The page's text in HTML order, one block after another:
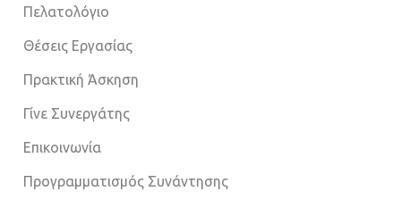
Πελατολόγιο
Θέσεις Εργασίας
Πρακτική Άσκηση
Γίνε Συνεργάτης
Επικοινωνία
Προγραμματισμός Συνάντησης